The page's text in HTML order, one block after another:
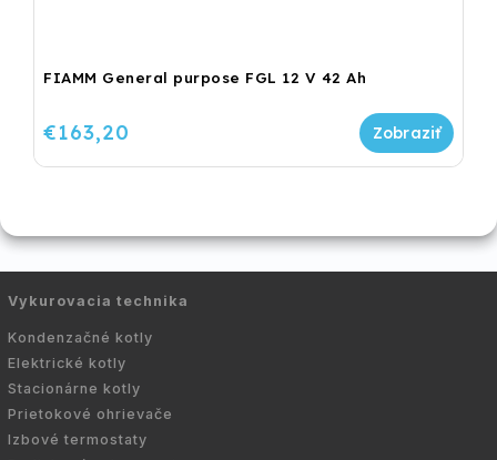
FIAMM General purpose FGL 12 V 42 Ah
€163,20
Vykurovacia technika
Kondenzačné kotly
Elektrické kotly
Stacionárne kotly
Prietokové ohrievače
Izbové termostaty